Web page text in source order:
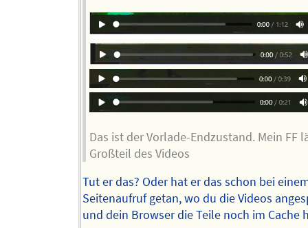
Das ist der Vorlade-Endzustand. Mein FF
Großteil des Videos
Tut er das? Oder hat er das schon bei
Seitenaufruf getan, wo du die Videos
und dein Browser die Teile noch im Cache